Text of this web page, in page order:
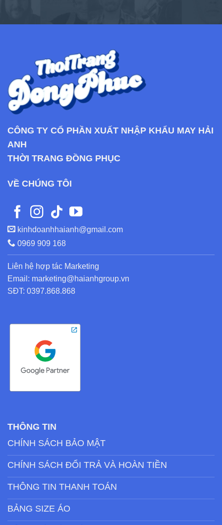
CÔNG TY CỔ PHẦN XUẤT NHẬP KHẨU MAY HẢI
ANH
THỜI TRANG ĐỒNG PHỤC
VỀ CHÚNG TÔI
kinhdoanhhaianh@gmail.com
0969 909 168
Liên hệ hợp tác Marketing
Email: marketing@haianhgroup.vn
SĐT: 0397.868.868
THÔNG TIN
CHÍNH SÁCH BẢO MẬT
CHÍNH SÁCH ĐỔI TRẢ VÀ HOÀN TIỀN
THÔNG TIN THANH TOÁN
BẢNG SIZE ÁO